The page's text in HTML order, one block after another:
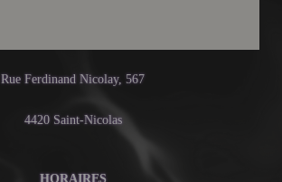
Rue Ferdinand Nicolay, 567
4420 Saint-Nicolas
HORAIRES